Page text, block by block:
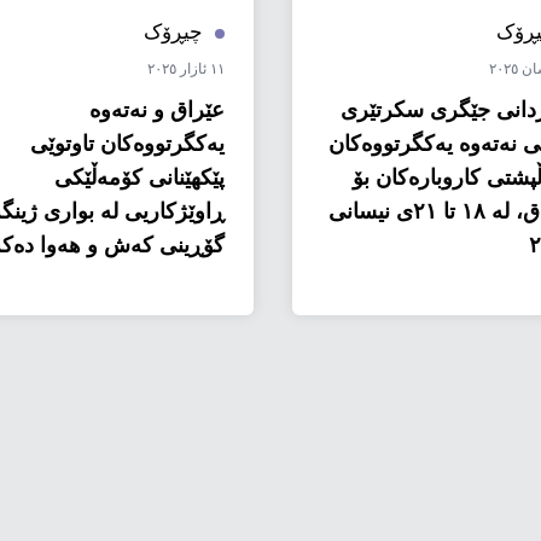
جێگری سکرتێری
نەتەوە یەکگرتووەکان
کاروبارەکان بۆ
عیراق، لە ١٨ تا ٢١ی نیسانی
چیڕۆک
١١ ئازار ٢٠٢٥
عێراق و نەتەوە
یەکگرتووەکان تاوتوێی
پێکهێنانی کۆمەڵێکی
ڕاوێژکاریی لە بواری
گۆڕینی کەش و هەوا
بوون و ئاڵنگارییە